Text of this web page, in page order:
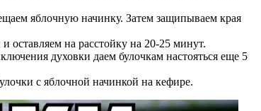
яблочную начинку. Затем защипываем края
оставляем на расстойку на 20-25 минут.
духовки даем булочкам настояться еще 5
с яблочной начинкой на кефире.